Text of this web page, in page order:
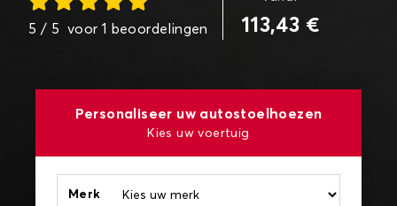
5 / 5 voor 1 beoordelingen 113,43 €
Personaliseer uw autostoelhoezen
Kies uw voertuig
Merk